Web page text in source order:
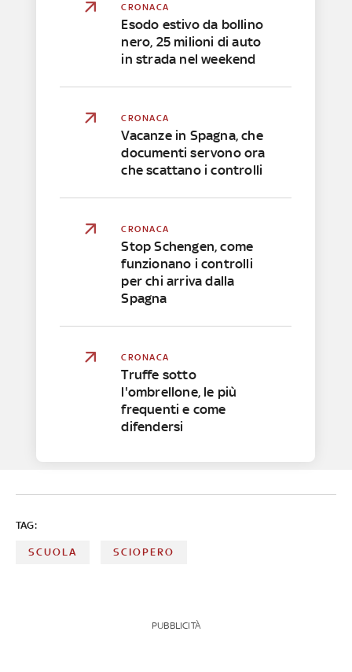
CRONACA
Esodo estivo da bollino
nero, 25 milioni di auto
in strada nel weekend
CRONACA
Vacanze in Spagna, che
documenti servono ora
che scattano i controlli
CRONACA
Stop Schengen, come
funzionano i controlli
per chi arriva dalla
Spagna
CRONACA
Truffe sotto
l'ombrellone, le più
frequenti e come
difendersi
TAG:
SCUOLA SCIOPERO
PUBBLICITÀ